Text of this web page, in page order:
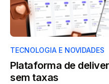
TECNOLOGIA E NOVIDADES
Plataforma de
sem taxas